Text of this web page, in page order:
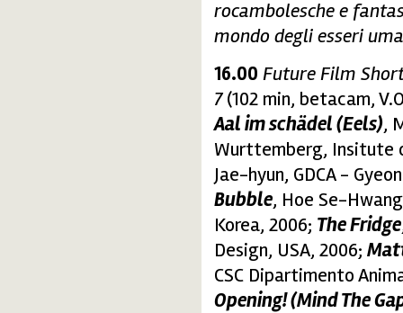
rocambolesche e
mondo degli esseri
16.00 Future Film
7(102 min, betacam,
Aal im schädel (Eels),
Wurttemberg, Insitute
Jae-hyun, GDCA -
Bubble, Hoe Se-
Korea, 2006; The Fridge
Design, USA, 2006;
CSC Dipartimento
Opening! (Mind The